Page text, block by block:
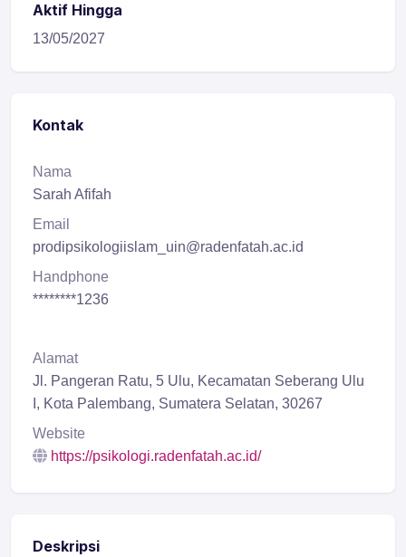
Aktif Hingga
13/05/2027
Kontak
Nama
Sarah Afifah
Email
prodipsikologiislam_uin@radenfatah.ac.id
Handphone
********1236
Alamat
Jl. Pangeran Ratu, 5 Ulu, Kecamatan Seberang Ulu
I, Kota Palembang, Sumatera Selatan, 30267
Website
https://psikologi.radenfatah.ac.id/
Deskripsi